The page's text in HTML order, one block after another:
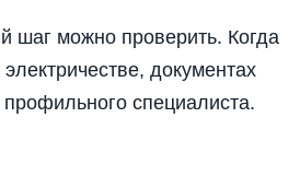
шаг можно проверить. Когда
документах
специалиста.